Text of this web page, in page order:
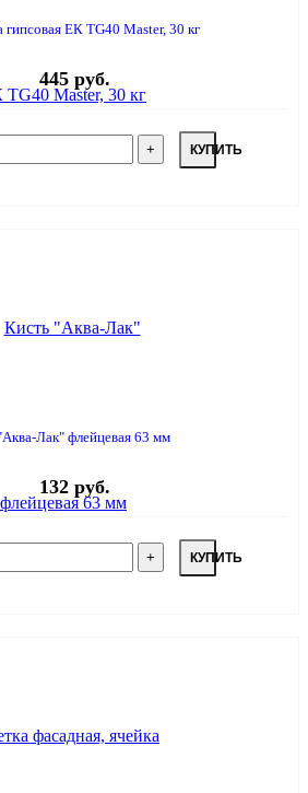
ЕК TG40 Master, 30 кг
445 руб.
КУПИТЬ
Лак" флейцевая 63 мм
132 руб.
КУПИТЬ